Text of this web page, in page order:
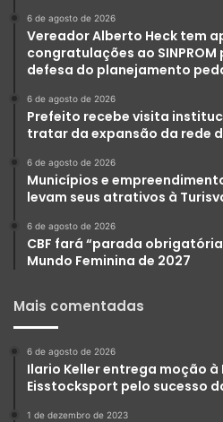
6 de agosto de 2026
Vereador Alberto Heck tem
congratulações ao
defesa do planejamento
6 de agosto de 2026
Prefeito recebe visita
tratar da expansão da rede
6 de agosto de 2026
Municípios e
levam seus atrativos à
6 de agosto de 2026
CBF fará “parada
Mundo Feminina de 2027
Mais comentadas
6 de agosto de 2026
Ilario Keller entrega moção
Eisstocksport pelo sucesso
1 de dezembro de 2023